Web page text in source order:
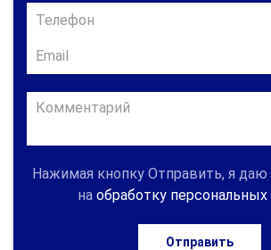
Нажимая кнопку Отправить, я даю
на обработку
Отправить